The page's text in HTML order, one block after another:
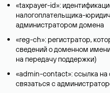
«taxpayer-id»:
налогоплательщика-
администратором домена
«reg-ch»: регистратор,
сведений о доменном
на передачу поддержки)
«admin-contact»: ссылка на
связаться с